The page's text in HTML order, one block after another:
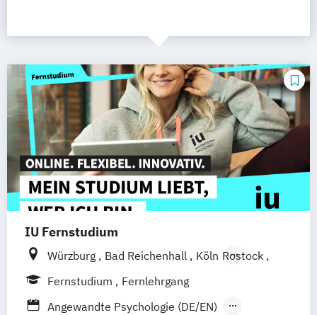
IU Fernstudium
Würzburg Bad Reichenhall Köln Rostock
Freiburg
Frankfurt am Main
Fernstudium
Fernlehrgang
Angewandte Psychologie (DE/EN)